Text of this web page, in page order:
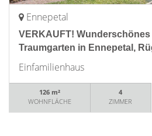
Ennepetal
VERKAUFT!
Traumgarten in Ennepetal,
Einfamilienhaus
126 m²
WOHNFLÄCHE
4
ZIMMER